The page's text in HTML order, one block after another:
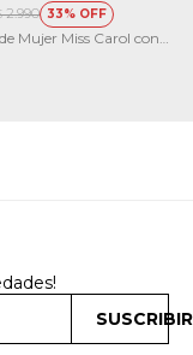
2.990 33
Mujer Miss Carol con